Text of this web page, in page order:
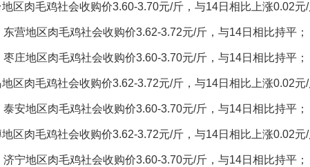
区肉毛鸡社会收购价3.60-3.70元/斤，与14日相比上涨0.02元/
东营地区肉毛鸡社会收购价3.62-3.72元/斤，与14日相比持平；
枣庄地区肉毛鸡社会收购价3.60-3.70元/斤，与14日相比持平；
区肉毛鸡社会收购价3.62-3.72元/斤，与14日相比上涨0.02元/
泰安地区肉毛鸡社会收购价3.60-3.70元/斤，与14日相比持平；
区肉毛鸡社会收购价3.62-3.72元/斤，与14日相比上涨0.02元/
济宁地区肉毛鸡社会收购价3.60-3.70元/斤，与14日相比持平；